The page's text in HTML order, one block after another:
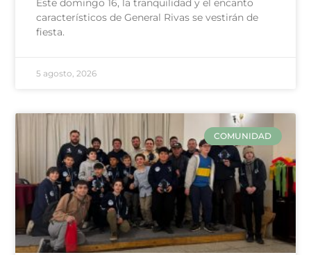
característicos de General Rivas se vestirán de
fiesta.
5 agosto, 2026
COMUNIDAD